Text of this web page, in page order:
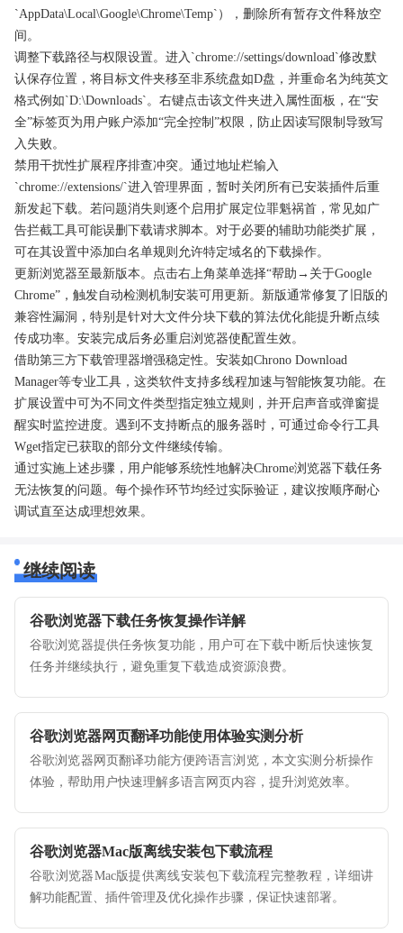
`AppData\Local\Google\Chrome\Temp`），删除所有暂存文件释放空
间。
调整下载路径与权限设置。进入`chrome://settings/download`修改默
认保存位置，将目标文件夹移至非系统盘如D盘，并重命名为纯英文
格式例如`D:\Downloads`。右键点击该文件夹进入属性面板，在“安
全”标签页为用户账户添加“完全控制”权限，防止因读写限制导致写
入失败。
禁用干扰性扩展程序排查冲突。通过地址栏输入
`chrome://extensions/`进入管理界面，暂时关闭所有已安装插件后重
新发起下载。若问题消失则逐个启用扩展定位罪魁祸首，常见如广
告拦截工具可能误删下载请求脚本。对于必要的辅助功能类扩展，
可在其设置中添加白名单规则允许特定域名的下载操作。
更新浏览器至最新版本。点击右上角菜单选择“帮助→关于Google
Chrome”，触发自动检测机制安装可用更新。新版通常修复了旧版的
兼容性漏洞，特别是针对大文件分块下载的算法优化能提升断点续
传成功率。安装完成后务必重启浏览器使配置生效。
借助第三方下载管理器增强稳定性。安装如Chrono Download
Manager等专业工具，这类软件支持多线程加速与智能恢复功能。在
扩展设置中可为不同文件类型指定独立规则，并开启声音或弹窗提
醒实时监控进度。遇到不支持断点的服务器时，可通过命令行工具
Wget指定已获取的部分文件继续传输。
通过实施上述步骤，用户能够系统性地解决Chrome浏览器下载任务
无法恢复的问题。每个操作环节均经过实际验证，建议按顺序耐心
调试直至达成理想效果。
继续阅读
谷歌浏览器下载任务恢复操作详解
谷歌浏览器提供任务恢复功能，用户可在下载中断后快速恢复
任务并继续执行，避免重复下载造成资源浪费。
谷歌浏览器网页翻译功能使用体验实测分析
谷歌浏览器网页翻译功能方便跨语言浏览，本文实测分析操作
体验，帮助用户快速理解多语言网页内容，提升浏览效率。
谷歌浏览器Mac版离线安装包下载流程
谷歌浏览器Mac版提供离线安装包下载流程完整教程，详细讲
解功能配置、插件管理及优化操作步骤，保证快速部署。